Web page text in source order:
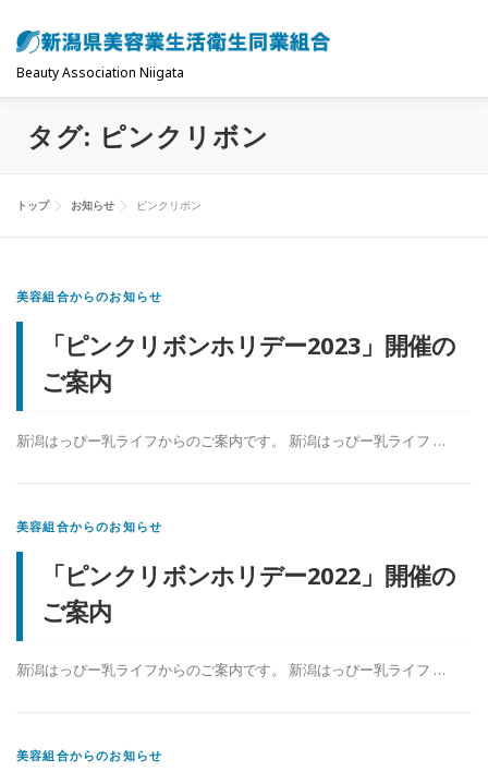
ン
Beauty Association Niigata
トップ 組合について
タグ: ピンクリボン
トップ お知らせ ピンクリボン
美容組合からのお知らせ
「ピンクリボンホリデー2023」開催の
ご案内
新潟はっぴー乳ライフからのご案内です。 新潟はっぴー乳ライフ …
美容組合からのお知らせ
「ピンクリボンホリデー2022」開催の
ご案内
新潟はっぴー乳ライフからのご案内です。 新潟はっぴー乳ライフ …
美容組合からのお知らせ